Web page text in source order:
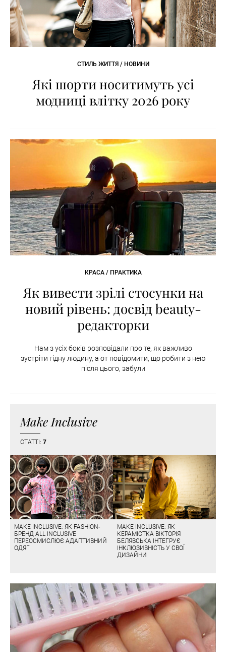
СТИЛЬ ЖИТТЯ / НОВИНИ
Які шорти носитимуть усі
модниці влітку 2026 року
КРАСА / ПРАКТИКА
Як вивести зрілі стосунки на
новий рівень: досвід beauty-
редакторки
Нам з усіх боків розповідали про те, як важливо
зустріти гідну людину, а от повідомити, що робити з нею
після цього, забули
Make Inclusive
СТАТТІ: 7
MAKE INCLUSIVE: ЯК FASHION-
БРЕНД ALL INCLUSIVE
ПЕРЕОСМИСЛЮЄ АДАПТИВНИЙ
ОДЯГ
MAKE INCLUSIVE: ЯК
КЕРАМІСТКА ВІКТОРІЯ
БЕЛЯВСЬКА ІНТЕГРУЄ
ІНКЛЮЗИВНІСТЬ У СВОЇ
ДИЗАЙНИ